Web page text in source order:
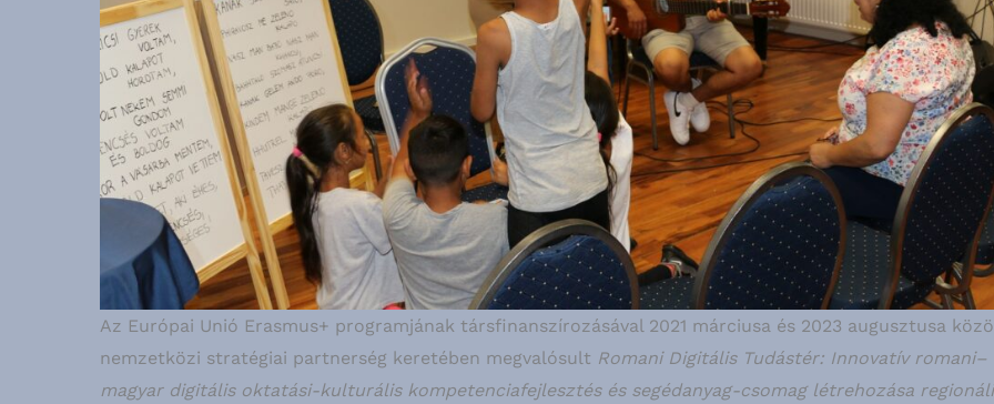
Az Európai Unió Erasmus+ programjának társfinanszírozásával 2021 márciusa és 2023 augusztusa
nemzetközi stratégiai partnerség keretében megvalósult Romani Digitális Tudástér: Innovatív romani–
magyar digitális oktatási-kulturális kompetenciafejlesztés és segédanyag-csomag létrehozása